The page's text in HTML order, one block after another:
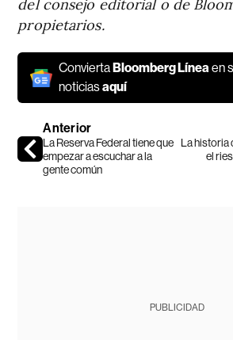
propietarios.
ConviertaBloomberg Líneaen
noticiasaquí
Anterior
La Reserva Federal tiene que
empezar a escuchar a la
gente común
La historia
el
PUBLICIDAD